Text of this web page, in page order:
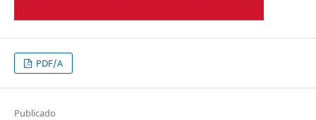
PDF/A
Publicado